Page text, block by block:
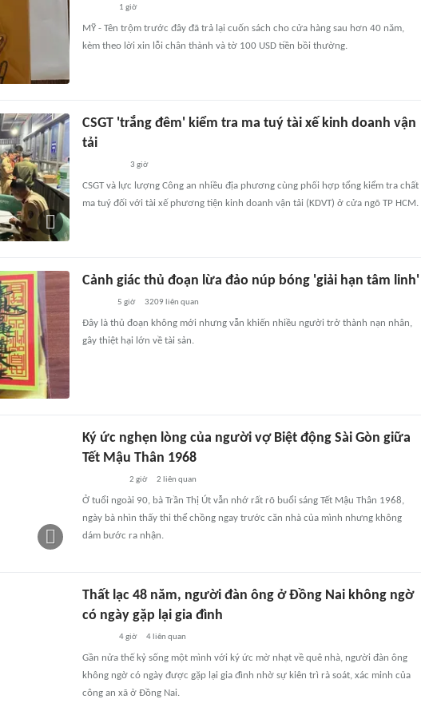
1 giờ
MỸ - Tên trộm trước đây đã trả lại cuốn sách cho cửa hàng sau hơn 40 năm,
kèm theo lời xin lỗi chân thành và tờ 100 USD tiền bồi thường.
CSGT 'trắng đêm' kiểm tra ma tuý tài xế kinh doanh vận
tải
3 giờ
CSGT và lực lượng Công an nhiều địa phương cùng phối hợp tổng kiểm tra chất
ma tuý đối với tài xế phương tiện kinh doanh vận tải (KDVT) ở cửa ngõ TP HCM.
Cảnh giác thủ đoạn lừa đảo núp bóng 'giải hạn tâm linh'
5 giờ 3209 liên quan
Đây là thủ đoạn không mới nhưng vẫn khiến nhiều người trở thành nạn nhân,
gây thiệt hại lớn về tài sản.
Ký ức nghẹn lòng của người vợ Biệt động Sài Gòn giữa
Tết Mậu Thân 1968
2 giờ 2 liên quan
Ở tuổi ngoài 90, bà Trần Thị Út vẫn nhớ rất rõ buổi sáng Tết Mậu Thân 1968,
ngày bà nhìn thấy thi thể chồng ngay trước căn nhà của mình nhưng không
dám bước ra nhận.
Thất lạc 48 năm, người đàn ông ở Đồng Nai không ngờ
có ngày gặp lại gia đình
4 giờ 4liên quan
Gần nửa thế kỷ sống một mình với ký ức mờ nhạt về quê nhà, người đàn ông
không ngờ có ngày được gặp lại gia đình nhờ sự kiên trì rà soát, xác minh của
công an xã ở Đồng Nai.